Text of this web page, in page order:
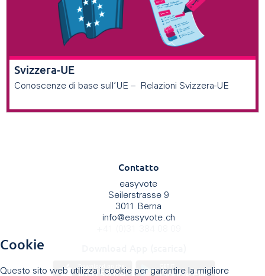
Svizzera-UE
Conoscenze di base sull’UE – Relazioni Svizzera-UE
Contatto
easyvote
Seilerstrasse 9
3011 Berna
info@easyvote.ch
Cookie
Questo sito web utilizza i cookie per garantire la migliore